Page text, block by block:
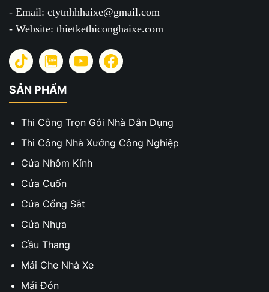
- Email: ctytnhhhaixe@gmail.com
- Website: thietkethiconghaixe.com
SẢN PHẨM
Thi Công Trọn Gói Nhà Dân Dụng
Thi Công Nhà Xưởng Công Nghiệp
Cửa Nhôm Kính
Cửa Cuốn
Cửa Cổng Sắt
Cửa Nhựa
Cầu Thang
Mái Che Nhà Xe
Mái Đón